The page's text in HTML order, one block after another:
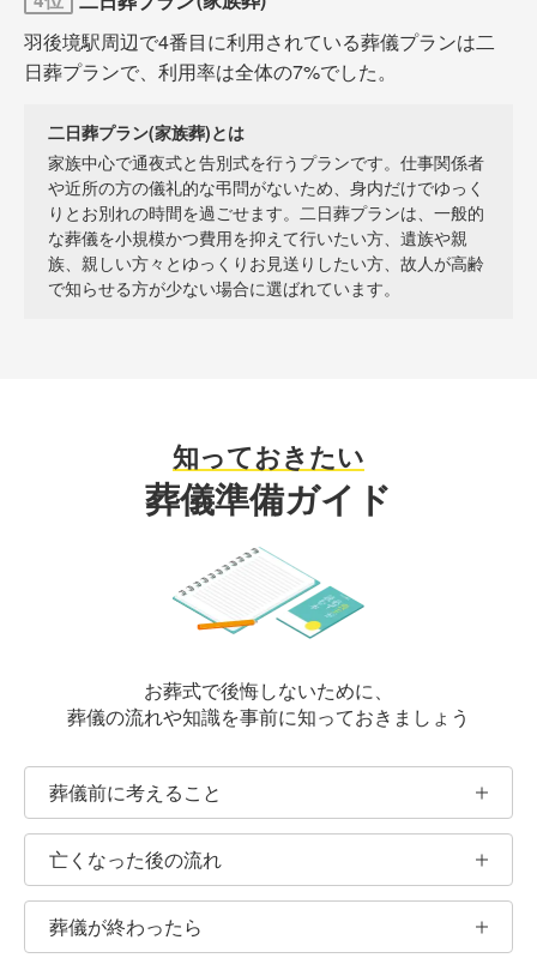
羽後境駅周辺で4番目に利用されている葬儀プランは二
日葬プランで、利用率は全体の7%でした。
二日葬プラン(家族葬)とは
家族中心で通夜式と告別式を行うプランです。仕事関係者
や近所の方の儀礼的な弔問がないため、身内だけでゆっく
りとお別れの時間を過ごせます。二日葬プランは、一般的
な葬儀を小規模かつ費用を抑えて行いたい方、遺族や親
族、親しい方々とゆっくりお見送りしたい方、故人が高齢
で知らせる方が少ない場合に選ばれています。
知っておきたい
葬儀準備ガイド
お葬式で後悔しないために、
葬儀の流れや知識を事前に知っておきましょう
葬儀前に考えること
亡くなった後の流れ
葬儀が終わったら